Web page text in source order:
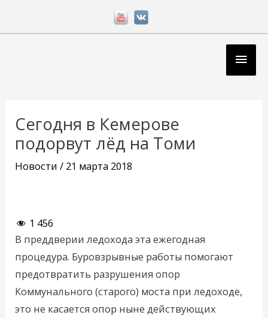
Сегодня в Кемерове
подорвут лёд на Томи
Новости / 21 марта 2018
1 456
В преддверии ледохода эта ежегодная
процедура. Буровзрывные работы помогают
предотвратить разрушения опор
Коммунального (старого) моста при ледоходе,
это не касается опор ныне действующих
записям